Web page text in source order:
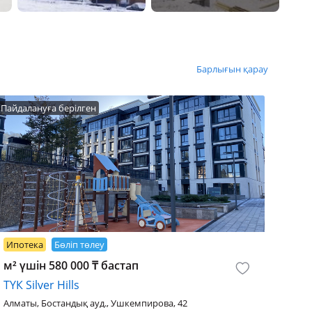
Барлығын қарау
Пайдалануға берілген
Ипотека Бөліп төлеу
м² үшін 580 000 ₸ бастап
ТҮК Silver Hills
Алматы, Бостандық ауд., Ушкемпирова, 42